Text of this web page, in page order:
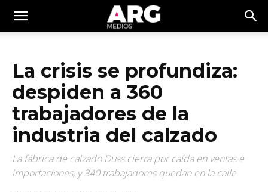
La crisis se profundiza:
despiden a 360
trabajadores de la
industria del calzado
La fábrica de calzado Duss cierra por caída en ventas e
importaciones, y 340 trabajadores quedan en la calle